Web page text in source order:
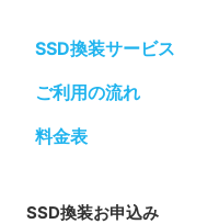
SSD換装サービス
ご利用の流れ
料金表
SSD換装お申込み